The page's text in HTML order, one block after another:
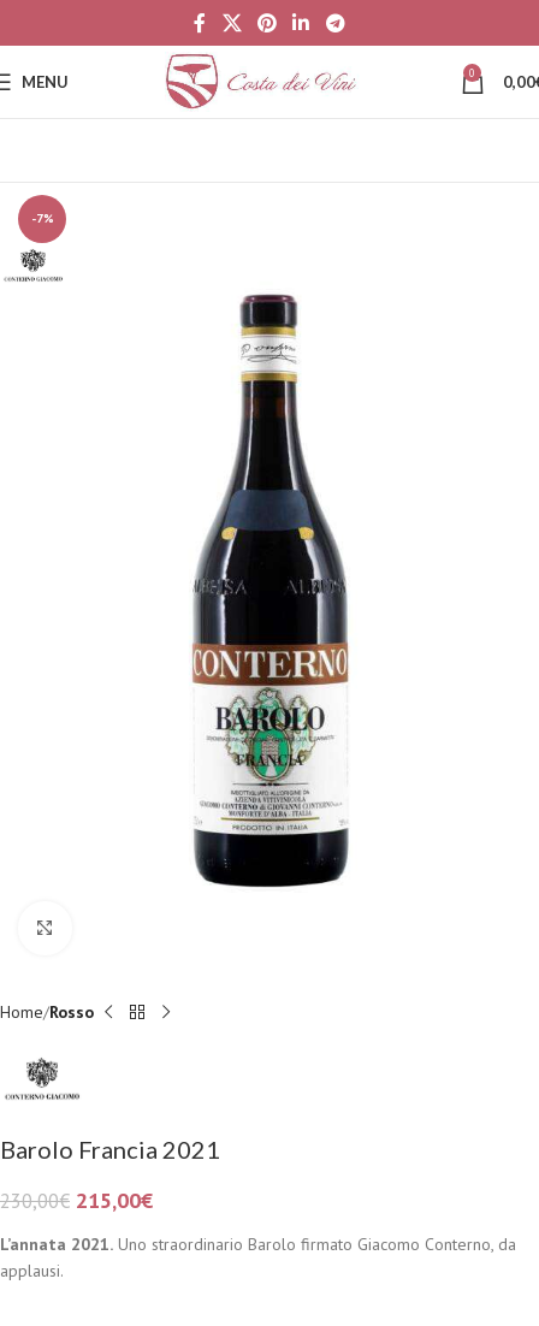
MENU 0 0,00
-7%
Home Rosso
Barolo Francia 2021
230,00€ 215,00€
L’annata 2021. Uno straordinario Barolo firmato Giacomo Conterno, da
applausi.